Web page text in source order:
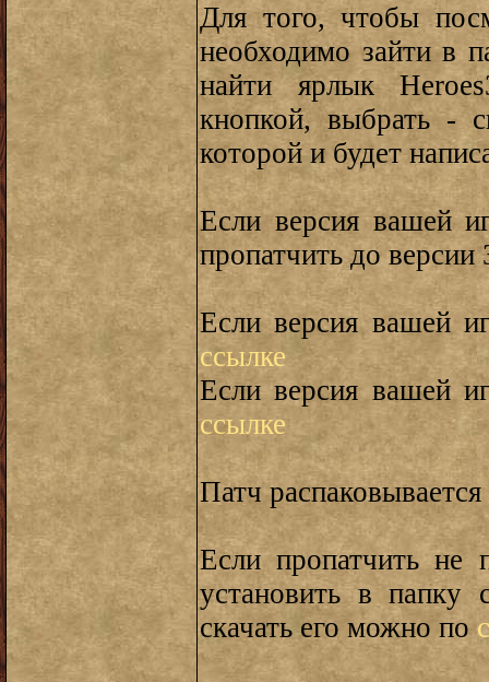
Для того, чтобы
необходимо зайти в
найти ярлык
кнопкой, выбрать -
которой и будет
Если версия вашей
пропатчить до версии
Если версия вашей
ссылке
Если версия вашей
ссылке
Патч
Если пропатчить не
установить в папку
скачать его можно по